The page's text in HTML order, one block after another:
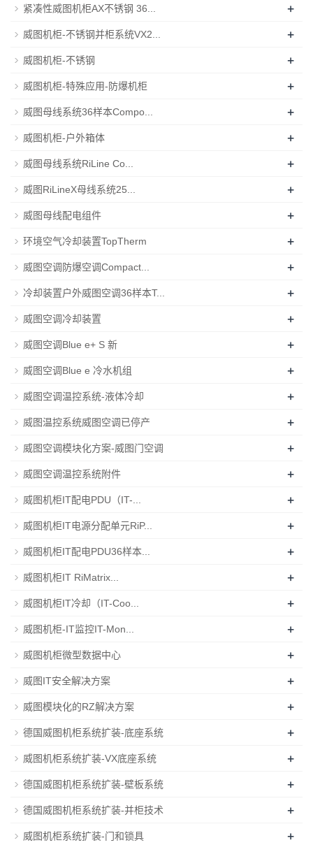
紧凑性威图机柜AX不锈钢 36... +
威图机柜-不锈钢并柜系统VX2... +
威图机柜-不锈钢 +
威图机柜-特殊应用-防爆机柜 +
威图母线系统36样本Compo... +
威图机柜-户外箱体 +
威图母线系统RiLine Co... +
威图RiLineX母线系统25... +
威图母线配电组件 +
环境空气冷却装置TopTherm +
威图空调防爆空调Compact... +
冷却装置户外威图空调36样本T... +
威图空调冷却装置 +
威图空调Blue e+ S 新 +
威图空调Blue e 冷水机组 +
威图空调温控系统-液体冷却 +
威图温控系统威图空调已停产 +
威图空调模块化方案-威图门空调 +
威图空调温控系统附件 +
威图机柜IT配电PDU（IT-... +
威图机柜IT电源分配单元RiP... +
威图机柜IT配电PDU36样本... +
威图机柜IT RiMatrix... +
威图机柜IT冷却（IT-Coo... +
威图机柜-IT监控IT-Mon... +
威图机柜微型数据中心 +
威图IT安全解决方案 +
威图模块化的RZ解决方案 +
德国威图机柜系统扩装-底座系统 +
威图机柜系统扩装-VX底座系统 +
德国威图机柜系统扩装-壁板系统 +
德国威图机柜系统扩装-并柜技术 +
威图机柜系统扩装-门和锁具 +